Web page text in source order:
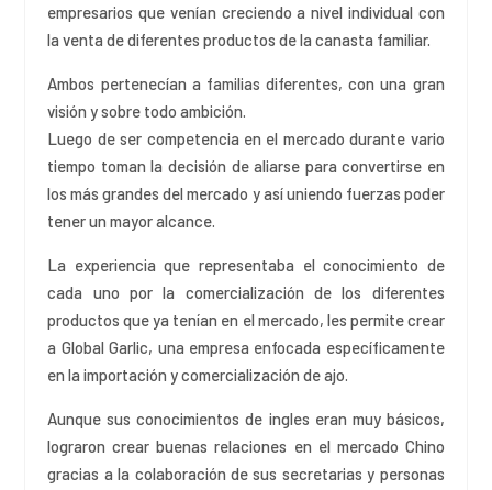
empresarios que venían creciendo a nivel individual con
la venta de diferentes productos de la canasta familiar.
Ambos pertenecían a familias diferentes, con una gran
visión y sobre todo ambición.
Luego de ser competencia en el mercado durante vario
tiempo toman la decisión de aliarse para convertirse en
los más grandes del mercado y así uniendo fuerzas poder
tener un mayor alcance.
La experiencia que representaba el conocimiento de
cada uno por la comercialización de los diferentes
productos que ya tenían en el mercado, les permite crear
a Global Garlic, una empresa enfocada específicamente
en la importación y comercialización de ajo.
Aunque sus conocimientos de ingles eran muy básicos,
lograron crear buenas relaciones en el mercado Chino
gracias a la colaboración de sus secretarias y personas